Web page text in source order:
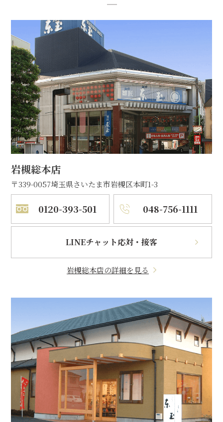
岩槻総本店
〒339-0057埼玉県さいたま市岩槻区本町1-3
0120-393-501 048-756-1111
LINEチャット応対・接客
岩槻総本店の詳細を見る